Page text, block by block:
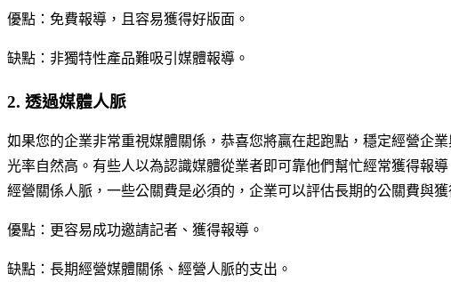
優點：免費報導，且容易獲得好版面。
缺點：非獨特性產品難吸引媒體報導。
2. 透過媒體人脈
如果您的企業非常重視媒體關係，恭喜您將贏在起跑點，穩定經營企
光率自然高。有些人以為認識媒體從業者即可靠他們幫忙經常獲得報
經營關係人脈，一些公關費是必須的，企業可以評估長期的公關費與
優點：更容易成功邀請記者、獲得報導。
缺點：長期經營媒體關係、經營人脈的支出。